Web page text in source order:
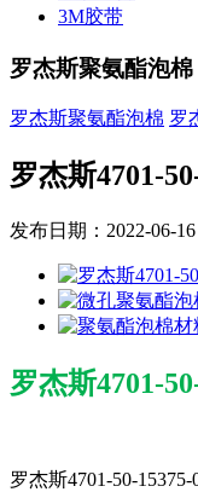
3M胶带
罗杰斯聚氨酯泡棉
罗杰斯聚氨酯泡棉 罗
罗杰斯4701-
发布日期：2022-06-
罗杰斯4701-
罗杰斯4701-50-15375-